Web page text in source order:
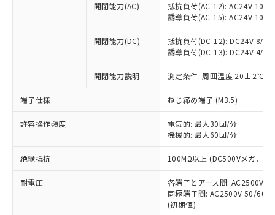
開閉能力(AC)
抵抗負荷(AC-12): AC24V 10A/
誘導負荷(AC-15): AC24V
開閉能力(DC)
抵抗負荷(DC-12): DC24V 8A/
誘導負荷(DC-13): DC24V 4A/
開閉能力説明 測定条件: 周囲温度 20±2℃、
端子仕様 ねじ締め端子 (M3.5)
許容操作頻度
電気的: 最大30回/分
機械的: 最大60回/分
絶縁抵抗 100MΩ以上 (DC500Vメガ、点
耐電圧
各端子とアース間: AC2500V
同極端子間: AC2500V 50/
(初期値)
以下の条件をお読みいただき、同意のうえ
ご利用ください。
本サービスは、当社制御機器事業取扱
商品の当社在庫状況および標準価格
(税抜)を提供させていただくもので
当社制御機器事業取扱商品の中には、
本サービスの対象外となる商品もある
ことをご了承ください。
在庫状況および標準価格照会結果は、
記載している更新日時点での社内デー
タに基づき作成されるものであり、閲
覧された時点での実際の在庫および標
準価格とは異なる場合があることをご
対応予定なし：EU RoHS指令（10物質）の
非含有に非対応の商品で、対応品を出す予
定はありません。
調査・確認中：EU RoHS指令（10物質）の
非含有の対応状況を調査中または確認中の
非該当品：ライセンス料など無形物で、有
害物質有無と関係のない商品です。
仕入先様の事情により、非含有部品として
いたものが、含有品と判明した場合などや
むを得ず変更することがあります。
六価クロム(Cr(Ⅵ)) 1000ppm以下、ポリ臭化ビフェニル
類(PBB) 1000ppm以下、ポリ臭化ジフェニルエーテル類
「○」：最大均質材料含有率が中国RoHSの
基準値以下であることを示します。
「×」：最大均質材料含有率が中国RoHSの
基準値を超えていることを示します。
「－」：未確認です。当社販売部門へお問
*中国RoHS10物質の基準値 (GB/T26572)：
Pb(鉛) :1000ppm、 Hg(水銀) : 1000ppm、 Cd(カドミウ
Cr(Ⅵ)(六価クロム) : 1000ppm、 PBBs(ポリ臭化ビフェ
当社は、これら貴社製品のうち、外国
為替および外国貿易法に定める商品
（以下｢規制貨物等」という）を輸出
または国外への提供する場合は、日本
国政府の輸出許可(または役務取引許
可)を取得するなどの必要な手続きを